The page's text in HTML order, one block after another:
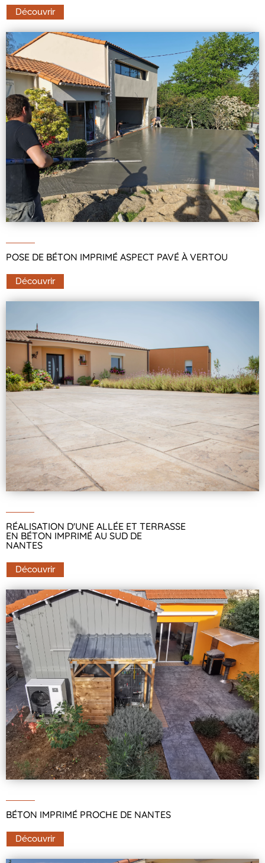
Découvrir
POSE DE BÉTON IMPRIMÉ ASPECT PAVÉ À VERTOU
Découvrir
RÉALISATION D'UNE ALLÉE ET TERRASSE
EN BÉTON IMPRIMÉ AU SUD DE
NANTES
Découvrir
BÉTON IMPRIMÉ PROCHE DE NANTES
Découvrir